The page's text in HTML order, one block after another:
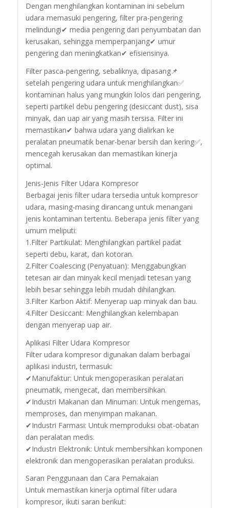
Dengan menghilangkan kontaminan ini sebelum
udara memasuki pengering, filter pra-pengering
melindungi✔ media pengering dari penyumbatan dan
kerusakan, sehingga memperpanjang✔ umur
pengering dan meningkatkan✔ efisiensinya.
Filter pasca-pengering, sebaliknya, dipasang📌
setelah pengering udara untuk menghilangkan✅
kontaminan halus yang mungkin lolos dari pengering,
seperti partikel debu pengering (desiccant dust), sisa
minyak, dan uap air yang masih tersisa. Filter ini
memastikan✔ bahwa udara yang dialirkan ke
peralatan pneumatik benar-benar bersih dan kering✅,
mencegah kerusakan dan memastikan kinerja
optimal.
Jenis-Jenis Filter Udara Kompresor
Berbagai jenis filter udara tersedia untuk kompresor
udara, masing-masing dirancang untuk menangani
jenis kontaminan tertentu. Beberapa jenis filter yang
umum meliputi:
1.Filter Partikulat: Menghilangkan partikel padat
seperti debu, karat, dan kotoran.
2.Filter Coalescing (Penyatuan): Menggabungkan
tetesan air dan minyak kecil menjadi tetesan yang
lebih besar sehingga lebih mudah dihilangkan.
3.Filter Karbon Aktif: Menyerap uap minyak dan bau.
4.Filter Desiccant: Menghilangkan kelembapan
dengan menyerap uap air.
Aplikasi Filter Udara Kompresor
Filter udara kompresor digunakan dalam berbagai
aplikasi industri, termasuk:
✔Manufaktur: Untuk mengoperasikan peralatan
pneumatik, mengecat, dan membersihkan.
✔Industri Makanan dan Minuman: Untuk mengemas,
memproses, dan menyimpan makanan.
✔Industri Farmasi: Untuk memproduksi obat-obatan
dan peralatan medis.
✔Industri Elektronik: Untuk membersihkan komponen
elektronik dan mengoperasikan peralatan produksi.
Saran Penggunaan dan Cara Pemakaian
Untuk memastikan kinerja optimal filter udara
kompresor, ikuti saran berikut: